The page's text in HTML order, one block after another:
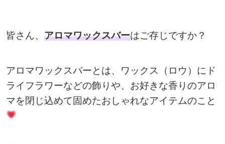
皆さん、 アロマワックスバーはご存じですか？
アロマワックスバーとは、ワックス（ロウ）にド
ライフラワーなどの飾りや、お好きな香りのアロ
マを閉じ込めて固めたおしゃれなアイテムのこと